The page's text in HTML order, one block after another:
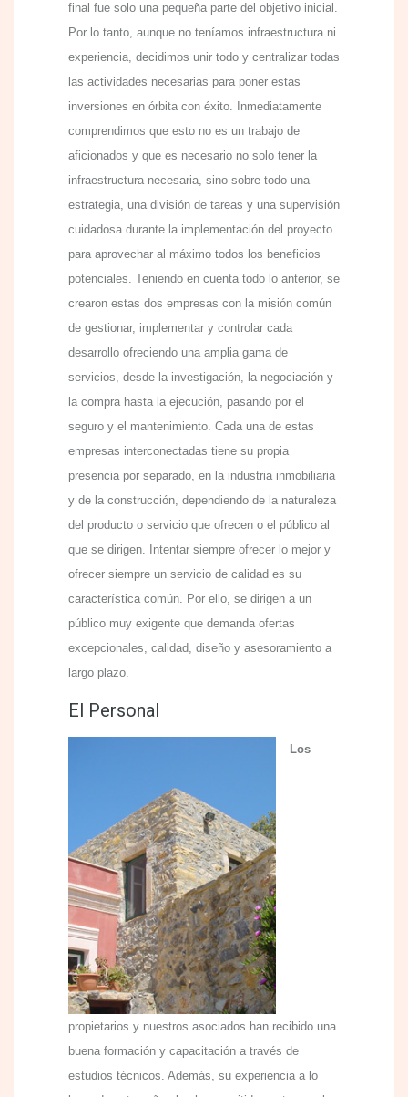
final fue solo una pequeña parte del objetivo inicial.
Por lo tanto, aunque no teníamos infraestructura ni
experiencia, decidimos unir todo y centralizar todas
las actividades necesarias para poner estas
inversiones en órbita con éxito. Inmediatamente
comprendimos que esto no es un trabajo de
aficionados y que es necesario no solo tener la
infraestructura necesaria, sino sobre todo una
estrategia, una división de tareas y una supervisión
cuidadosa durante la implementación del proyecto
para aprovechar al máximo todos los beneficios
potenciales. Teniendo en cuenta todo lo anterior, se
crearon estas dos empresas con la misión común
de gestionar, implementar y controlar cada
desarrollo ofreciendo una amplia gama de
servicios, desde la investigación, la negociación y
la compra hasta la ejecución, pasando por el
seguro y el mantenimiento. Cada una de estas
empresas interconectadas tiene su propia
presencia por separado, en la industria inmobiliaria
y de la construcción, dependiendo de la naturaleza
del producto o servicio que ofrecen o el público al
que se dirigen. Intentar siempre ofrecer lo mejor y
ofrecer siempre un servicio de calidad es su
característica común. Por ello, se dirigen a un
público muy exigente que demanda ofertas
excepcionales, calidad, diseño y asesoramiento a
largo plazo.
El Personal
Los
propietarios y nuestros asociados han recibido una
buena formación y capacitación a través de
estudios técnicos. Además, su experiencia a lo